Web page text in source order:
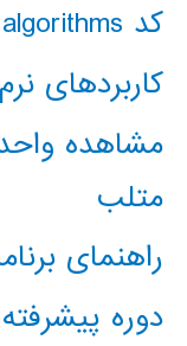
کد classical AI search algorithms
کاربردهای
مشاهده
متلب
راهنمای
دوره